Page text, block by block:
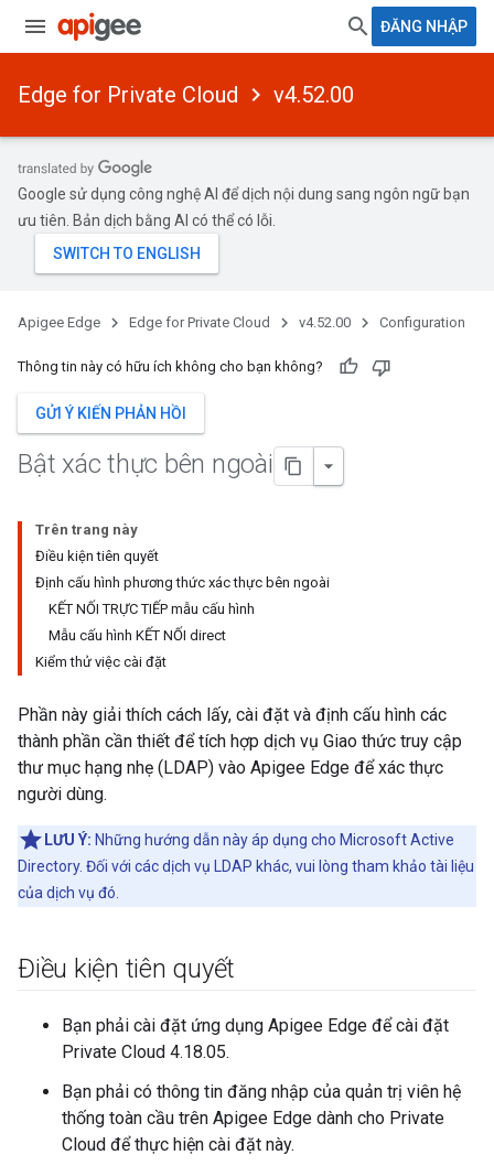
ĐĂNG NHẬP
Edge for Private Cloud v4.52.00
Google sử dụng công nghệ AI để dịch nội dung sang ngôn ngữ bạn
ưu tiên. Bản dịch bằng AI có thể có lỗi.
Apigee Edge Edge for Private Cloud v4.52.00 Configuration
Thông tin này có hữu ích không cho bạn không?
GỬI Ý KIẾN PHẢN HỒI
Bật xác thực bên ngoài
Trên trang này
Điều kiện tiên quyết
Định cấu hình phương thức xác thực bên ngoài
KẾT NỐI TRỰC TIẾP mẫu cấu hình
Mẫu cấu hình KẾT NỐI direct
Kiểm thử việc cài đặt
Phần này giải thích cách lấy, cài đặt và định cấu hình các
thành phần cần thiết để tích hợp dịch vụ Giao thức truy cập
thư mục hạng nhẹ (LDAP) vào Apigee Edge để xác thực
người dùng.
LƯU Ý: Những hướng dẫn này áp dụng cho Microsoft Active
Directory. Đối với các dịch vụ LDAP khác, vui lòng tham khảo tài liệu
của dịch vụ đó.
Điều kiện tiên quyết
Bạn phải cài đặt ứng dụng Apigee Edge để cài đặt
Private Cloud 4.18.05.
Bạn phải có thông tin đăng nhập của quản trị viên hệ
thống toàn cầu trên Apigee Edge dành cho Private
Cloud để thực hiện cài đặt này.